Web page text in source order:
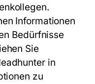
Informationen
Bedürfnisse
Sie
in
zu